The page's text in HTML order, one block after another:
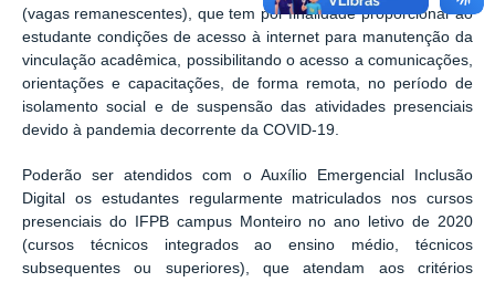
(vagas remanescentes), que tem por finalidade proporcionar ao
estudante condições de acesso à internet para manutenção da
vinculação acadêmica, possibilitando o acesso a comunicações,
orientações e capacitações, de forma remota, no período de
isolamento social e de suspensão das atividades presenciais
devido à pandemia decorrente da COVID-19.
Poderão ser atendidos com o Auxílio Emergencial Inclusão
Digital os estudantes regularmente matriculados nos cursos
presenciais do IFPB campus Monteiro no ano letivo de 2020
(cursos técnicos integrados ao ensino médio, técnicos
subsequentes ou superiores), que atendam aos critérios